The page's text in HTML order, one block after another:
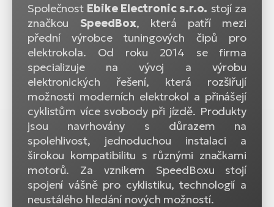
Společnost Ebike Electronic s.r.o. stojí za
značkou SpeedBox, která patří mezi
přední výrobce tuningových čipů pro
elektrokola. Od roku 2014 se firma
specializuje na vývoj a výrobu
elektronických řešení, která rozšiřují
možnosti moderních elektrokol a přinášejí
cyklistům více svobody při jízdě. Produkty
jsou navrhovány s důrazem na
spolehlivost, jednoduchou instalaci a
širokou kompatibilitu s různými značkami
motorů. Za vznikem SpeedBoxu stojí
spojení vášně pro cyklistiku, technologií a
neustálého hledání nových možností.